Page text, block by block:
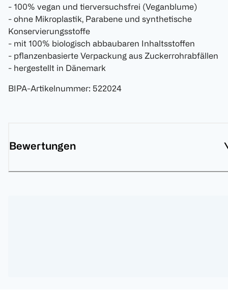
- 100% vegan und tierversuchsfrei (Veganblume)
- ohne Mikroplastik, Parabene und synthetische
Konservierungsstoffe
- mit 100% biologisch abbaubaren Inhaltsstoffen
- pflanzenbasierte Verpackung aus Zuckerrohrabfällen
- hergestellt in Dänemark
BIPA-Artikelnummer: 522024
Bewertungen